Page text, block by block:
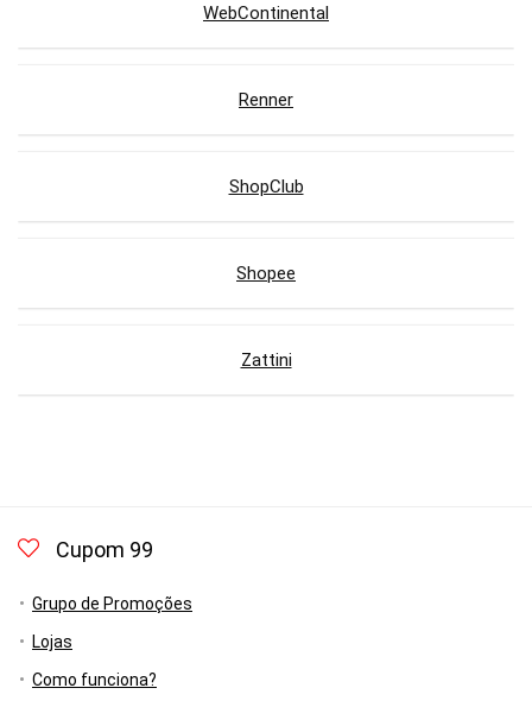
WebContinental
Renner
ShopClub
Shopee
Zattini
Cupom 99
Grupo de Promoções
Lojas
Como funciona?